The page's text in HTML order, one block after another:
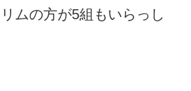
ムの方が5組もいらっし